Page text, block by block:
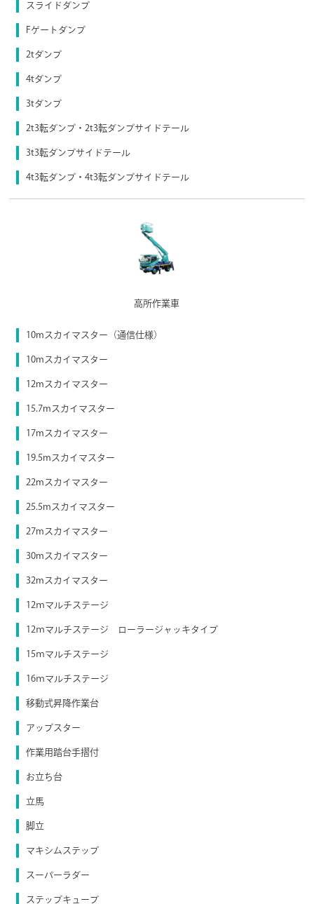
スライドダンプ
Fゲートダンプ
2tダンプ
4tダンプ
3tダンプ
2t3転ダンプ・2t3転ダンプサイドテール
3t3転ダンプサイドテール
4t3転ダンプ・4t3転ダンプサイドテール
高所作業車
10mスカイマスター（通信仕様）
10mスカイマスター
12mスカイマスター
15.7mスカイマスター
17mスカイマスター
19.5mスカイマスター
22mスカイマスター
25.5mスカイマスター
27mスカイマスター
30mスカイマスター
32mスカイマスター
12ｍマルチステージ
12ｍマルチステージ ローラージャッキタイプ
15ｍマルチステージ
16ｍマルチステージ
移動式昇降作業台
アップスター
作業用踏台手摺付
お立ち台
立馬
脚立
マキシムステップ
スーパーラダー
ステップキューブ